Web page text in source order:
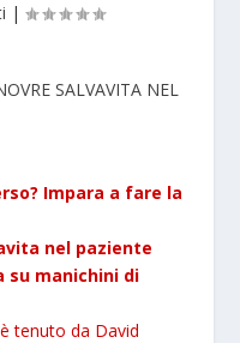
|
Impara a fare la
nel paziente
su manichini di
tenuto da David